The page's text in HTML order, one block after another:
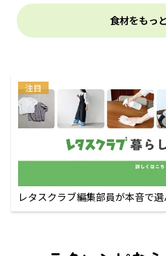
食材をもっ
注目
レタスクラブ編集部員が本音で